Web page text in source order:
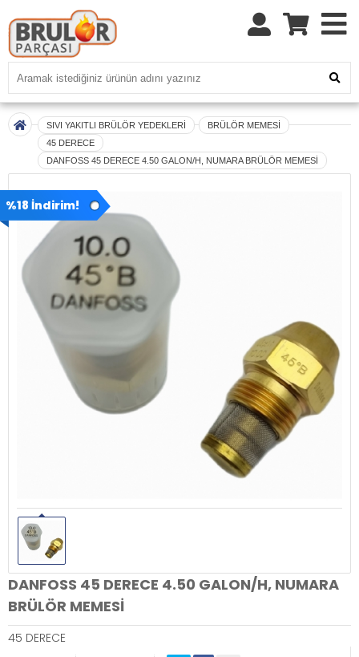
SIVI YAKITLI BRÜLÖR YEDEKLERİ
BRÜLÖR MEMESİ
45 DERECE
DANFOSS 45 DERECE 4.50 GALON/H, NUMARA BRÜLÖR MEMESİ
%18 İndirim!
DANFOSS 45 DERECE 4.50 GALON/H, NUMARA
BRÜLÖR MEMESİ
45 DERECE